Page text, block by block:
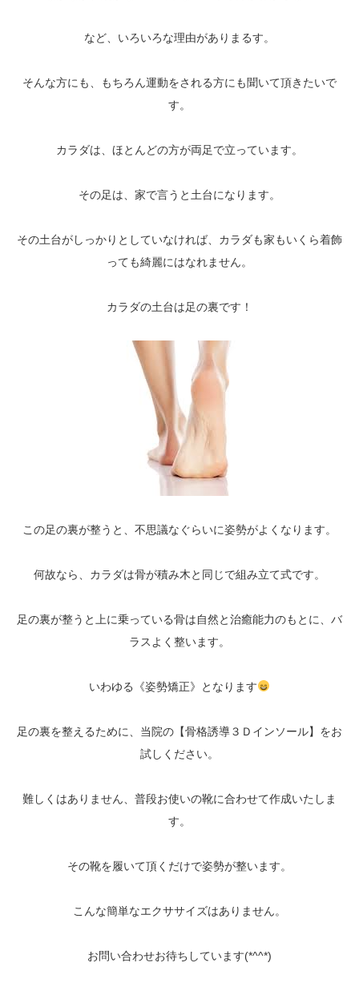
など、いろいろな理由がありまるす。
そんな方にも、もちろん運動をされる方にも聞いて頂きたいで
す。
カラダは、ほとんどの方が両足で立っています。
その足は、家で言うと土台になります。
その土台がしっかりとしていなければ、カラダも家もいくら着飾
っても綺麗にはなれません。
カラダの土台は足の裏です！
この足の裏が整うと、不思議なぐらいに姿勢がよくなります。
何故なら、カラダは骨が積み木と同じで組み立て式です。
足の裏が整うと上に乗っている骨は自然と治癒能力のもとに、バ
ラスよく整います。
いわゆる《姿勢矯正》となります
足の裏を整えるために、当院の【骨格誘導３Ｄインソール】をお
試しください。
難しくはありません、普段お使いの靴に合わせて作成いたしま
す。
その靴を履いて頂くだけで姿勢が整います。
こんな簡単なエクササイズはありません。
お問い合わせお待ちしています(*^^*)